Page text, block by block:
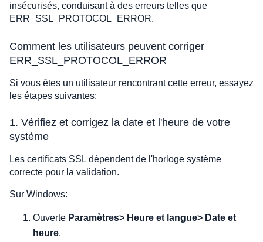
insécurisés, conduisant à des erreurs telles que
ERR_SSL_PROTOCOL_ERROR.
Comment les utilisateurs peuvent corriger
ERR_SSL_PROTOCOL_ERROR
Si vous êtes un utilisateur rencontrant cette erreur, essayez
les étapes suivantes:
1. Vérifiez et corrigez la date et l'heure de votre
système
Les certificats SSL dépendent de l'horloge système
correcte pour la validation.
Sur Windows:
Ouverte Paramètres> Heure et langue> Date et
heure.